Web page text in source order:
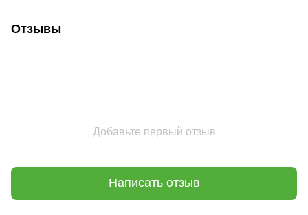
Отзывы
Добавьте первый отзыв
Написать отзыв